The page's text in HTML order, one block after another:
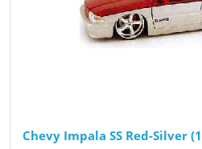
Chevy Impala SS Red-Silver